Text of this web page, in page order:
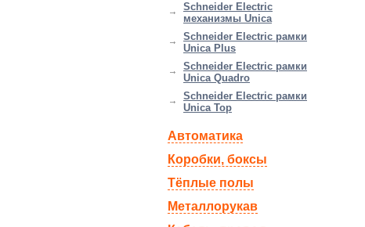
Schneider Electric
механизмы Unica
Schneider Electric рамки
Unica Plus
Schneider Electric рамки
Unica Quadro
Schneider Electric рамки
Unica Top
Автоматика
Коробки, боксы
Тёплые полы
Металлорукав